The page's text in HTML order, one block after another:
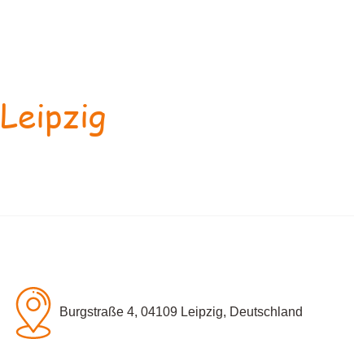
Burgstraße 4, 04109 Leipzig, Deutschland